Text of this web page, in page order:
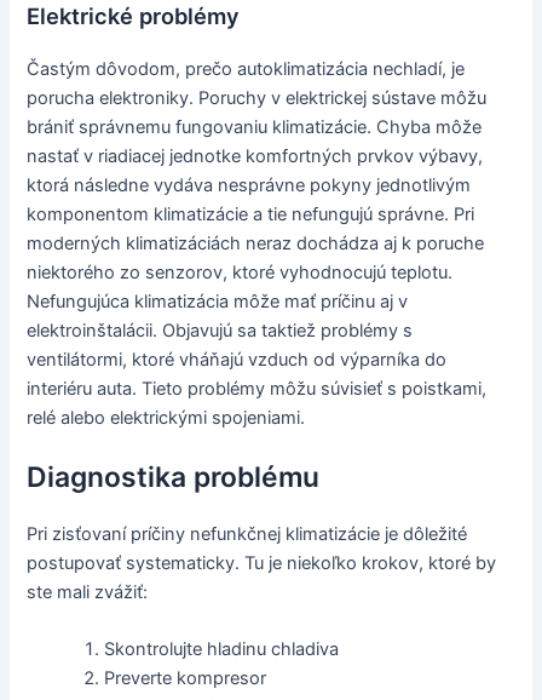
Elektrické problémy
Častým dôvodom, prečo autoklimatizácia nechladí, je
porucha elektroniky. Poruchy v elektrickej sústave môžu
brániť správnemu fungovaniu klimatizácie. Chyba môže
nastať v riadiacej jednotke komfortných prvkov výbavy,
ktorá následne vydáva nesprávne pokyny jednotlivým
komponentom klimatizácie a tie nefungujú správne. Pri
moderných klimatizáciách neraz dochádza aj k poruche
niektorého zo senzorov, ktoré vyhodnocujú teplotu.
Nefungujúca klimatizácia môže mať príčinu aj v
elektroinštalácii. Objavujú sa taktiež problémy s
ventilátormi, ktoré vháňajú vzduch od výparníka do
interiéru auta. Tieto problémy môžu súvisieť s poistkami,
relé alebo elektrickými spojeniami.
Diagnostika problému
Pri zisťovaní príčiny nefunkčnej klimatizácie je dôležité
postupovať systematicky. Tu je niekoľko krokov, ktoré by
ste mali zvážiť:
Skontrolujte hladinu chladiva
Preverte kompresor